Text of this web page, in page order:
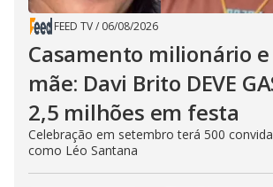
FEED TV/ 06/08/2026
Casamento milionário e
mãe: Davi Brito DEVE
2,5 milhões em festa
Celebração em setembro terá 500
como Léo Santana